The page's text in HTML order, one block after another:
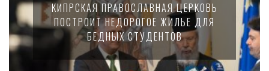
КИПРСКАЯ ПРАВОСЛАВНАЯ ЦЕРКОВЬ
ПОСТРОИТ НЕДОРОГОЕ ЖИЛЬЕ ДЛЯ
БЕДНЫХ СТУДЕНТОВ